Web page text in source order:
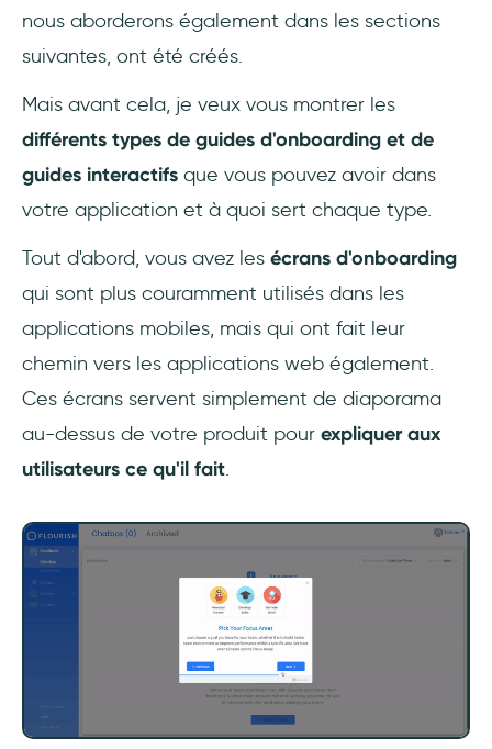
nous aborderons également dans les sections
suivantes, ont été créés.
Mais avant cela, je veux vous montrer les
différents types de guides d'onboarding et de
guides interactifs que vous pouvez avoir dans
votre application et à quoi sert chaque type.
Tout d'abord, vous avez les écrans d'onboarding
qui sont plus couramment utilisés dans les
applications mobiles, mais qui ont fait leur
chemin vers les applications web également.
Ces écrans servent simplement de diaporama
au-dessus de votre produit pour expliquer aux
utilisateurs ce qu'il fait.